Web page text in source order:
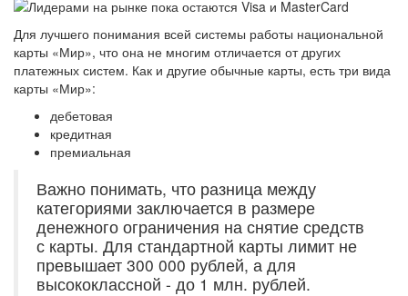
Для лучшего понимания всей системы работы национальной
карты «Мир», что она не многим отличается от других
платежных систем. Как и другие обычные карты, есть три вида
карты «Мир»:
дебетовая
кредитная
премиальная
Важно понимать, что разница между
категориями заключается в размере
денежного ограничения на снятие средств
с карты. Для стандартной карты лимит не
превышает 300 000 рублей, а для
высококлассной - до 1 млн. рублей.